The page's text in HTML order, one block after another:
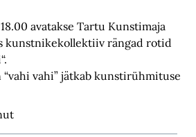
avatakse Tartu Kunstimaja
kunstnikekollektiiv rängad rotid
vahi” jätkab kunstirühmituse